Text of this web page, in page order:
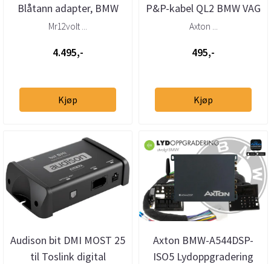
Blåtann adapter, BMW
CCC,CIC, MASK, iDrive
Mr12volt ...
4.495,-
Kjøp
P&P-kabel QL2 BMW VAG
MB Ford m.fl 1,5m
Axton ...
495,-
Kjøp
Audison bit DMI MOST 25
til Toslink digital
Axton BMW-A544DSP-
ISO5 Lydoppgradering